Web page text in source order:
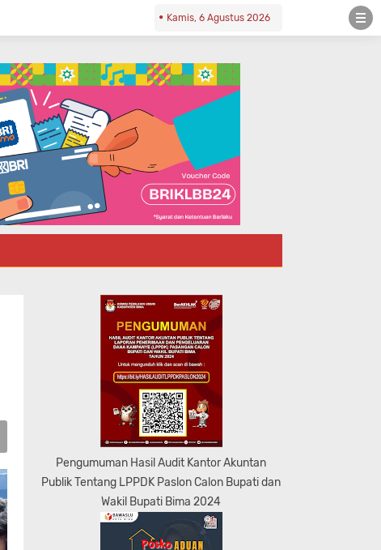
Kamis, 6 Agustus 2026
Pengumuman Hasil Audit Kantor Akuntan
Publik Tentang LPPDK Paslon Calon Bupati dan
Wakil Bupati Bima 2024